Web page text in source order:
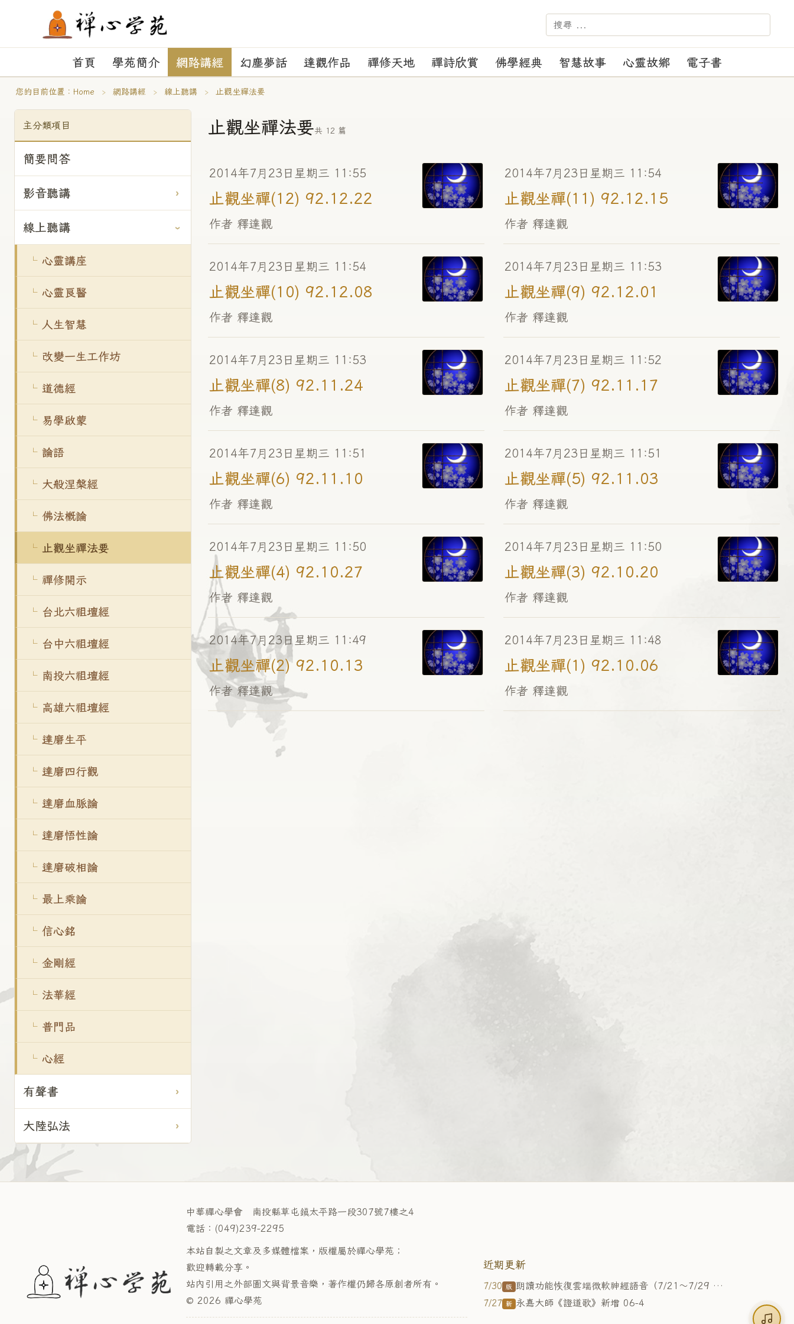
－－－ 【苑訓】：正見、正行、正覺、正
首頁 學苑簡介 網路講經 幻塵夢話 達觀作品 禪修天地 禪詩欣賞 佛學經典 智慧故事 心靈故鄉 電子書
您的目前位置： Home › 網路講經 › 線上聽講 › 止觀坐禪法要
主分類項目
簡要問答
影音聽講
線上聽講
心靈講座
心靈良醫
人生智慧
改變一生工作坊
道德經
易學啟蒙
論語
大般涅槃經
佛法概論
止觀坐禪法要
禪修開示
台北六祖壇經
台中六祖壇經
南投六祖壇經
高雄六祖壇經
達磨生平
達磨四行觀
達磨血脈論
達磨悟性論
達磨破相論
最上乘論
信心銘
金剛經
法華經
普門品
心經
有聲書
大陸弘法
止觀坐禪法要共 12 篇
2014年7月23日星期三 11:55
止觀坐禪(12) 92.12.22
作者 釋達觀
2014年7月23日星期三 11:54
止觀坐禪(11) 92.12.15
作者 釋達觀
2014年7月23日星期三 11:54
止觀坐禪(10) 92.12.08
作者 釋達觀
2014年7月23日星期三 11:53
止觀坐禪(9) 92.12.01
作者 釋達觀
2014年7月23日星期三 11:53
止觀坐禪(8) 92.11.24
作者 釋達觀
2014年7月23日星期三 11:52
止觀坐禪(7) 92.11.17
作者 釋達觀
2014年7月23日星期三 11:51
止觀坐禪(6) 92.11.10
作者 釋達觀
2014年7月23日星期三 11:51
止觀坐禪(5) 92.11.03
作者 釋達觀
2014年7月23日星期三 11:50
止觀坐禪(4) 92.10.27
作者 釋達觀
2014年7月23日星期三 11:50
止觀坐禪(3) 92.10.20
作者 釋達觀
2014年7月23日星期三 11:49
止觀坐禪(2) 92.10.13
作者 釋達觀
2014年7月23日星期三 11:48
止觀坐禪(1) 92.10.06
作者 釋達觀
中華禪心學會 南投縣草屯鎮太平路一段307號7樓之4
電話：(049)239-2295
本站自製之文章及多媒體檔案，版權屬於禪心學苑；
歡迎轉載分享。
站內引用之外部圖文與背景音樂，著作權仍歸各原創者所有。
© 2026 禪心學苑
近期更新
7/30 版 朗讀功能恢復雲端微軟神經語音（7/21～7/29 因雲端服務中斷，暫以免費瀏覽器語音代替，現已復原）
7/27 新 永嘉大師《證道歌》新增 06-4